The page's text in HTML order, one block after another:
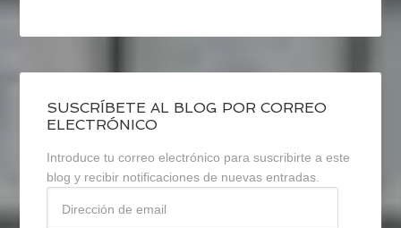
SUSCRÍBETE AL BLOG POR CORREO
ELECTRÓNICO
Introduce tu correo electrónico para suscribirte a este
blog y recibir notificaciones de nuevas entradas.